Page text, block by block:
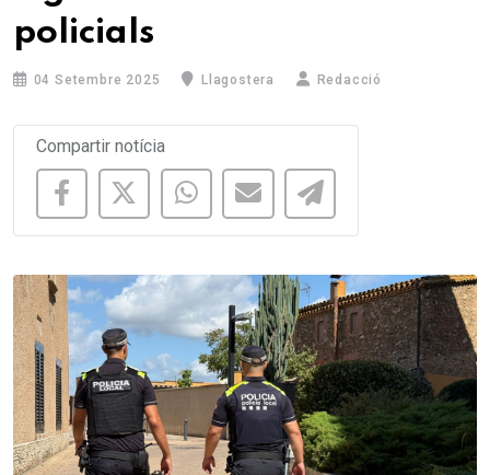
policials
04 Setembre 2025 Llagostera Redacció
Compartir notícia